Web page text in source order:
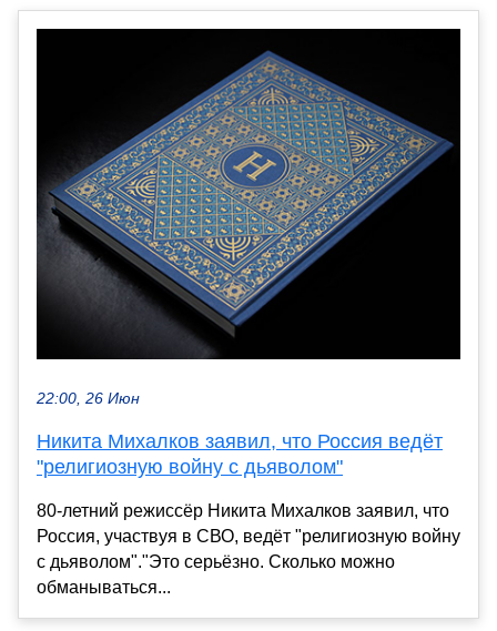
22:00, 26 Июн
Никита Михалков заявил, что Россия ведёт
"религиозную войну с дьяволом"
80-летний режиссёр Никита Михалков заявил, что
Россия, участвуя в СВО, ведёт "религиозную войну
с дьяволом"."Это серьёзно. Сколько можно
обманываться...